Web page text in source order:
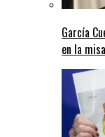
García
en la